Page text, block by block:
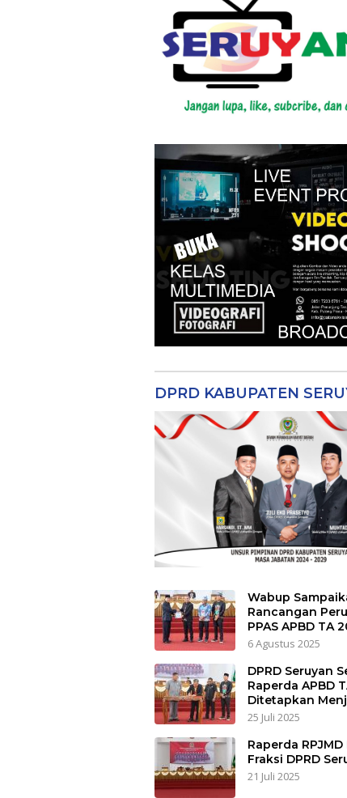
DPRD KABUPATEN
Wabup
Rancangan
PPAS APBD TA
6 Agustus 2025
DPRD Seruyan
Raperda APBD
Ditetapkan
25 Juli 2025
Raperda
Fraksi DPRD
21 Juli 2025